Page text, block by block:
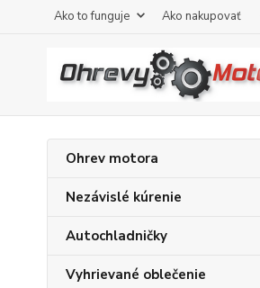
Ako to funguje Ako nakupovať
Ohrev motora
Nezávislé kúrenie
Autochladničky
Vyhrievané oblečenie